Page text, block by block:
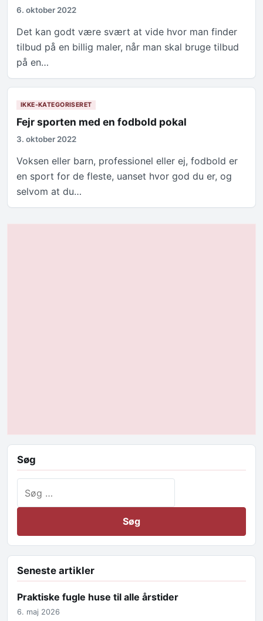
6. oktober 2022
Det kan godt være svært at vide hvor man finder
tilbud på en billig maler, når man skal bruge tilbud
på en…
IKKE-KATEGORISERET
Fejr sporten med en fodbold pokal
3. oktober 2022
Voksen eller barn, professionel eller ej, fodbold er
en sport for de fleste, uanset hvor god du er, og
selvom at du…
Søg
Seneste artikler
Praktiske fugle huse til alle årstider
6. maj 2026